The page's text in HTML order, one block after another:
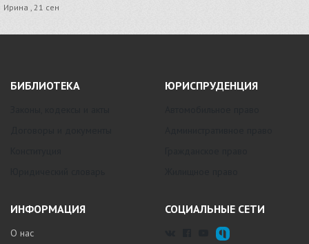
Ирина , 21 сен
БИБЛИОТЕКА ЮРИСПРУДЕНЦИЯ
ИНФОРМАЦИЯ
О нас
СОЦИАЛЬНЫЕ СЕТИ